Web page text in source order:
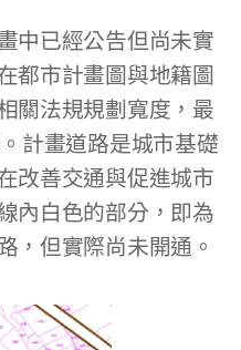
中已經公告但尚未實
都市計畫圖與地籍圖
關法規規劃寬度，最
計畫道路是城市基礎
改善交通與促進城市
內白色的部分，即為
，但實際尚未開通。